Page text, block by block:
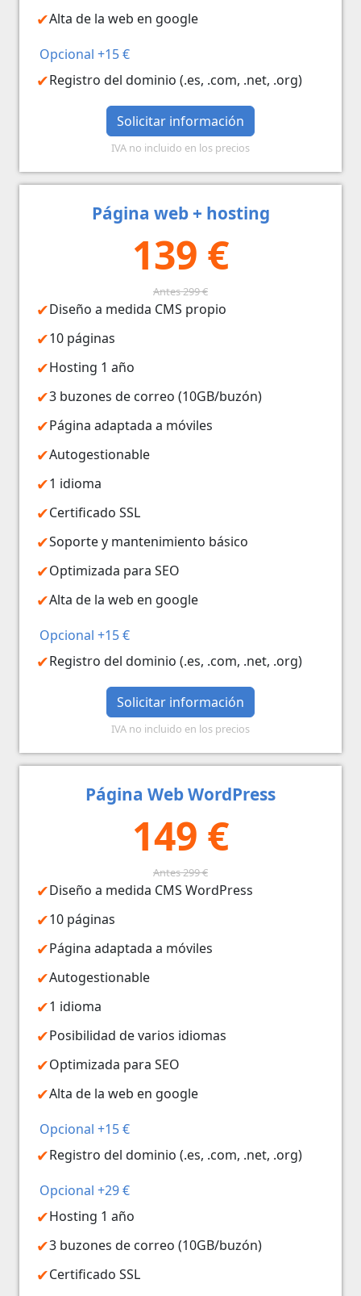
Alta de la web en google
Opcional +15 €
Registro del dominio (.es, .com, .net, .org)
Solicitar información
IVA no incluido en los precios
Página web + hosting
139 €
Antes 299 €
Diseño a medida CMS propio
10 páginas
Hosting 1 año
3 buzones de correo (10GB/buzón)
Página adaptada a móviles
Autogestionable
1 idioma
Certificado SSL
Soporte y mantenimiento básico
Optimizada para SEO
Alta de la web en google
Opcional +15 €
Registro del dominio (.es, .com, .net, .org)
Solicitar información
IVA no incluido en los precios
Página Web WordPress
149 €
Antes 299 €
Diseño a medida CMS WordPress
10 páginas
Página adaptada a móviles
Autogestionable
1 idioma
Posibilidad de varios idiomas
Optimizada para SEO
Alta de la web en google
Opcional +15 €
Registro del dominio (.es, .com, .net, .org)
Opcional +29 €
Hosting 1 año
3 buzones de correo (10GB/buzón)
Certificado SSL